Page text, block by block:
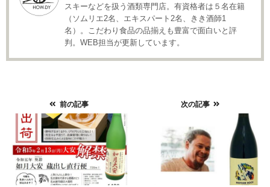
スキーなどを扱う酒類専門店。有資格者は５名在籍
（ソムリエ2名、エキスパート2名、きき酒師1
名）。こだわり食品の品揃えも豊富で面白いと評
判。WEB担当が更新しています。
前の記事 次の記事